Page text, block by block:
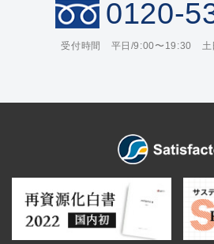
0120-
受付時間 平日/9:00〜19:30 土